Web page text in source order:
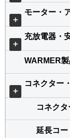
＋
モーター・
＋
充放電器・
WARMER
＋
コネクター
コネク
延長コー